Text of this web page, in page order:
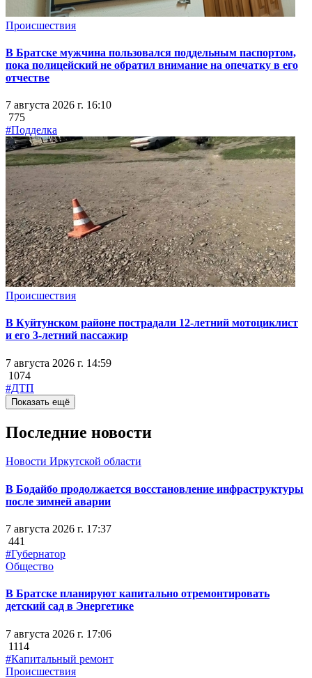
Происшествия
В Братске мужчина пользовался поддельным паспортом,
пока полицейский не обратил внимание на опечатку в его
отчестве
7 августа 2026 г. 16:10
775
#Подделка
Происшествия
В Куйтунском районе пострадали 12-летний мотоциклист
и его 3-летний пассажир
7 августа 2026 г. 14:59
1074
#ДТП
Показать ещё
Последние новости
Новости Иркутской области
В Бодайбо продолжается восстановление инфраструктуры
после зимней аварии
7 августа 2026 г. 17:37
441
#Губернатор
Общество
В Братске планируют капитально отремонтировать
детский сад в Энергетике
7 августа 2026 г. 17:06
1114
#Капитальный ремонт
Происшествия